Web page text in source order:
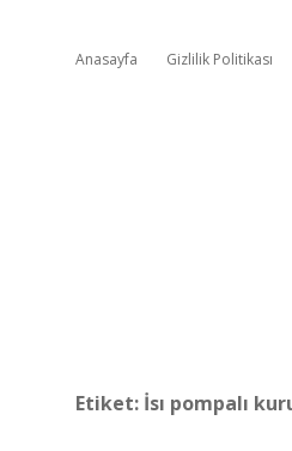
Anasayfa Gizlilik Politikası
Etiket: İsı pompalı